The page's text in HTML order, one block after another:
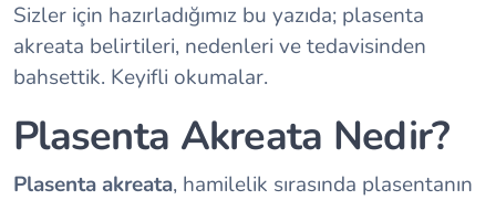
Sizler için hazırladığımız bu yazıda; plasenta
akreata belirtileri, nedenleri ve tedavisinden
bahsettik. Keyifli okumalar.
Plasenta Akreata Nedir?
Plasenta akreata, hamilelik sırasında plasentanın